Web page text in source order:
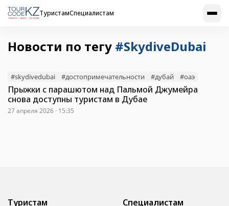
ТуристамСпециалистам
Новости по тегу #SkydiveDubai
#skydivedubai #достопримечательности #дубай #оаэ
Прыжки с парашютом над Пальмой Джумейра
снова доступны туристам в Дубае
27 апреля 2026 · 15:35
Туристам Специалистам